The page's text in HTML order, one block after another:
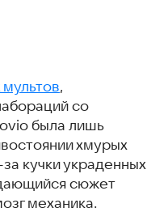
статьи
,
со
была лишь
хмурых
кучки украденных
сюжет
механика.